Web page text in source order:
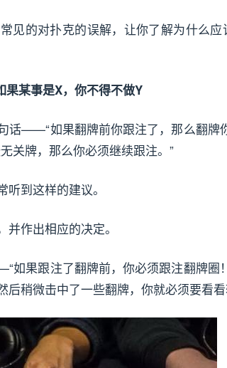
见的对扑克的误解，让你了解为什么
果某事是X，你不得不做Y
话——“如果翻牌前你跟注了，那么翻牌
关牌，那么你必须继续跟注。”
到这样的建议。
作出相应的决定。
果跟注了翻牌前，你必须跟注翻牌圈
稍微击中了一些翻牌，你就必须要看看